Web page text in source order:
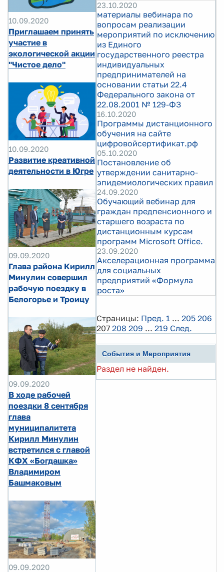
10.09.2020
Приглашаем принять
участие в
экологической акции
"Чистое дело"
10.09.2020
Развитие креативной
деятельности в Югре
09.09.2020
Глава района Кирилл
Минулин совершил
рабочую поездку в
Белогорье и Троицу
09.09.2020
В ходе рабочей
поездки 8 сентября
глава
муниципалитета
Кирилл Минулин
встретился с главой
КФХ «Богдашка»
Владимиром
Башмаковым
09.09.2020
23.10.2020
материалы вебинара по
вопросам реализации
мероприятий по исключению
из Единого
государственного реестра
индивидуальных
предпринимателей на
основании статьи 22.4
Федерального закона от
22.08.2001 № 129-ФЗ
16.10.2020
Программы дистанционного
обучения на сайте
цифровойсертификат.рф
05.10.2020
Постановление об
утверждении санитарно-
эпидемиологических правил
24.09.2020
Обучающий вебинар для
граждан предпенсионного и
старшего возраста по
дистанционным курсам
программ Microsoft Office.
23.09.2020
Акселерационная программа
для социальных
предприятий «Формула
роста»
Страницы: Пред. 1 ... 205 206
207 208 209 ... 219 След.
События и Мероприятия
Раздел не найден.